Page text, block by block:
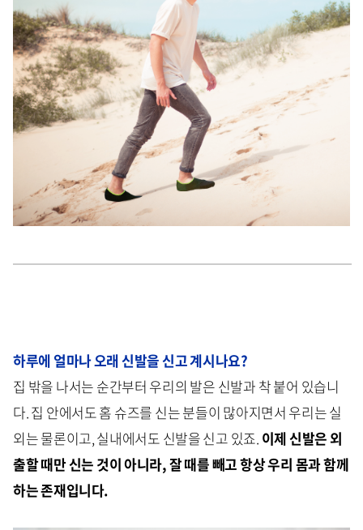
하루에 얼마나 오래 신발을 신고 계시나요?
집 밖을 나서는 순간부터 우리의 발은 신발과 착 붙어 있습니
다. 집 안에서도 홈 슈즈를 신는 분들이 많아지면서 우리는 실
외는 물론이고, 실내에서도 신발을 신고 있죠. 이제 신발은 외
출할 때만 신는 것이 아니라, 잘 때를 빼고 항상 우리 몸과 함께
하는 존재입니다.